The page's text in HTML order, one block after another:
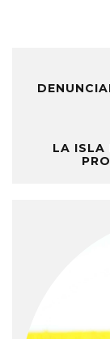
LA ISLA